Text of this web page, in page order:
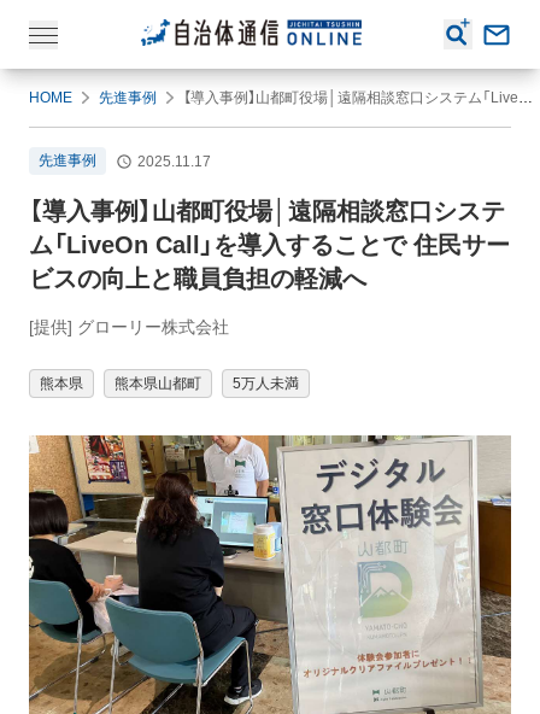
HOME 先進事例 【導入事例】山都町役場│遠隔相談窓口システム「LiveOn Call」を導入することで 住民サービスの向上と職員負担の軽減へ
先進事例 2025.11.17
【導入事例】山都町役場│遠隔相談窓口システ
ム「LiveOn Call」を導入することで 住民サー
ビスの向上と職員負担の軽減へ
[提供] グローリー株式会社
熊本県 熊本県山都町 5万人未満